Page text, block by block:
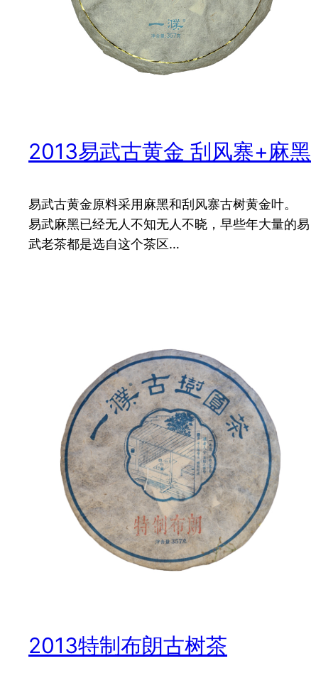
2013易武古黄金 刮风寨+麻黑
易武古黄金原料采用麻黑和刮风寨古树黄金叶。
易武麻黑已经无人不知无人不晓，早些年大量的易
武老茶都是选自这个茶区…
2013特制布朗古树茶